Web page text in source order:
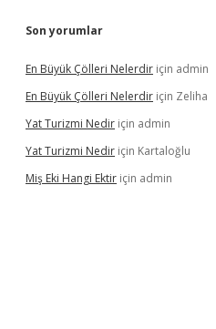
Son yorumlar
En Büyük Çölleri Nelerdir için admin
En Büyük Çölleri Nelerdir için Zeliha
Yat Turizmi Nedir için admin
Yat Turizmi Nedir için Kartaloğlu
Miş Eki Hangi Ektir için admin